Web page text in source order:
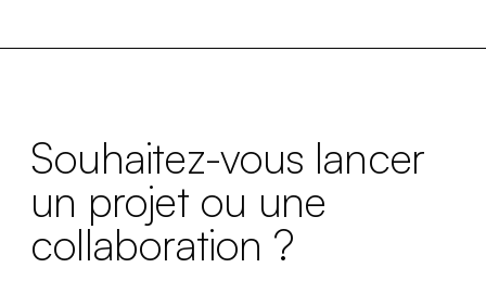
Souhaitez-vous lancer
un projet ou une
collaboration ?